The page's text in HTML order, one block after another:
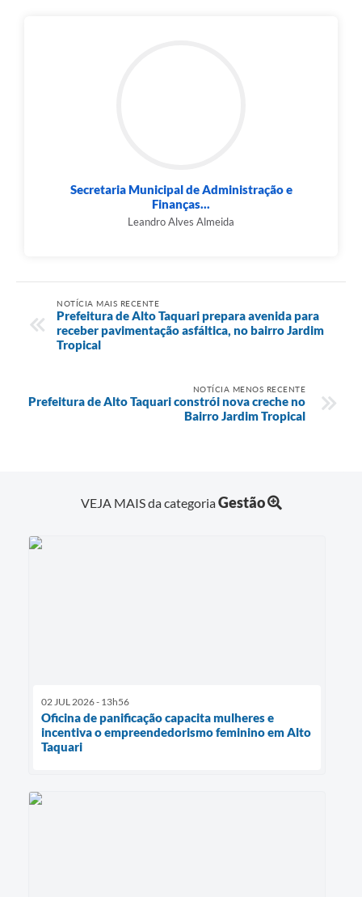
Secretaria Municipal de Administração e
Finanças...
Leandro Alves Almeida
NOTÍCIA MAIS RECENTE
Prefeitura de Alto Taquari prepara avenida para
receber pavimentação asfáltica, no bairro Jardim
Tropical
NOTÍCIA MENOS RECENTE
Prefeitura de Alto Taquari constrói nova creche no
Bairro Jardim Tropical
VEJA MAIS da categoriaGestão
02 JUL 2026 - 13h56
Oficina de panificação capacita mulheres e
incentiva o empreendedorismo feminino em Alto
Taquari